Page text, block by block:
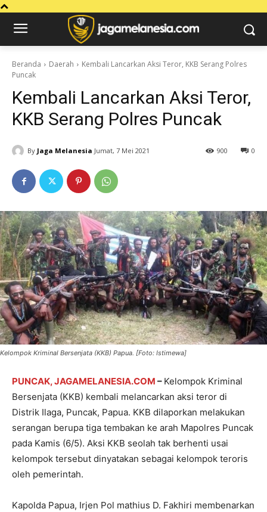
Beranda Daerah
Kembali Lancarkan Aksi Teror, KKB Serang Polres
Puncak
Kembali Lancarkan Aksi Teror,
KKB Serang Polres Puncak
By Jaga Melanesia Jumat, 7 Mei 2021 0
900
Kelompok Kriminal Bersenjata (KKB) Papua. [Foto: Istimewa]
PUNCAK, JAGAMELANESIA.COM – Kelompok Kriminal
Bersenjata (KKB) kembali melancarkan aksi teror di
Distrik Ilaga, Puncak, Papua. KKB dilaporkan melakukan
serangan berupa tiga tembakan ke arah Mapolres Puncak
pada Kamis (6/5). Aksi KKB seolah tak berhenti usai
kelompok tersebut dinyatakan sebagai kelompok teroris
oleh pemerintah.
Kapolda Papua, Irjen Pol mathius D. Fakhiri membenarkan